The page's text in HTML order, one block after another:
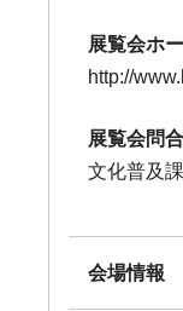
展覧会ホ
http://
展覧会問
文化普及
会場情報